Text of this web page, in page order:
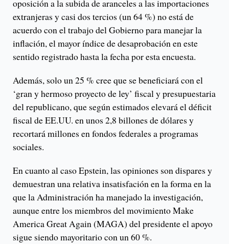
oposición a la subida de aranceles a las importaciones
extranjeras y casi dos tercios (un 64 %) no está de
acuerdo con el trabajo del Gobierno para manejar la
inflación, el mayor índice de desaprobación en este
sentido registrado hasta la fecha por esta encuesta.
Además, solo un 25 % cree que se beneficiará con el
‘gran y hermoso proyecto de ley’ fiscal y presupuestaria
del republicano, que según estimados elevará el déficit
fiscal de EE.UU. en unos 2,8 billones de dólares y
recortará millones en fondos federales a programas
sociales.
En cuanto al caso Epstein, las opiniones son dispares y
demuestran una relativa insatisfación en la forma en la
que la Administración ha manejado la investigación,
aunque entre los miembros del movimiento Make
America Great Again (MAGA) del presidente el apoyo
sigue siendo mayoritario con un 60 %.